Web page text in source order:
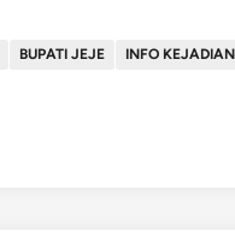
BUPATI JEJE INFO